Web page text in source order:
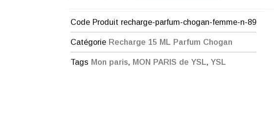
Code Produit recharge-parfum-chogan-femme-n-89
Catégorie Recharge 15 ML Parfum Chogan
Tags Mon paris, MON PARIS de YSL, YSL